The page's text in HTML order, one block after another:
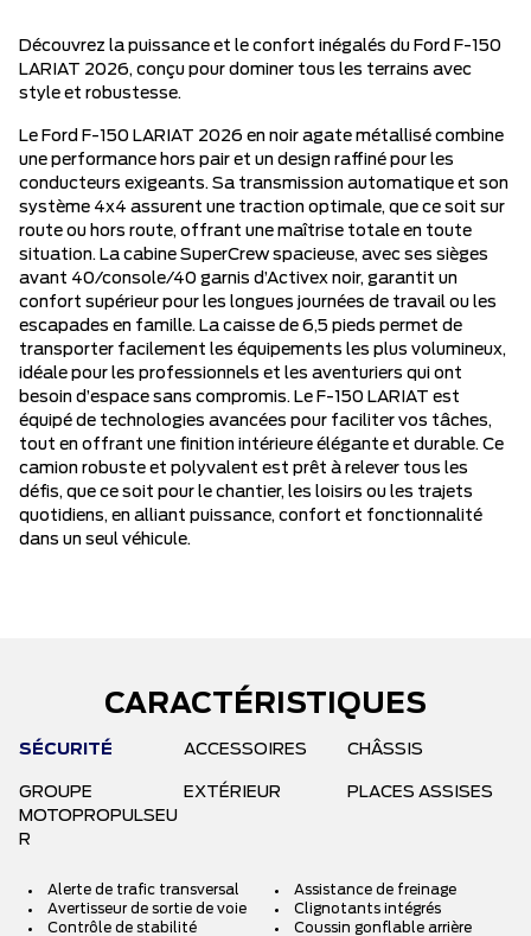
Découvrez la puissance et le confort inégalés du Ford F-150
LARIAT 2026, conçu pour dominer tous les terrains avec
style et robustesse.
Le Ford F-150 LARIAT 2026 en noir agate métallisé combine
une performance hors pair et un design raffiné pour les
conducteurs exigeants. Sa transmission automatique et son
système 4x4 assurent une traction optimale, que ce soit sur
route ou hors route, offrant une maîtrise totale en toute
situation. La cabine SuperCrew spacieuse, avec ses sièges
avant 40/console/40 garnis d’Activex noir, garantit un
confort supérieur pour les longues journées de travail ou les
escapades en famille. La caisse de 6,5 pieds permet de
transporter facilement les équipements les plus volumineux,
idéale pour les professionnels et les aventuriers qui ont
besoin d’espace sans compromis. Le F-150 LARIAT est
équipé de technologies avancées pour faciliter vos tâches,
tout en offrant une finition intérieure élégante et durable. Ce
camion robuste et polyvalent est prêt à relever tous les
défis, que ce soit pour le chantier, les loisirs ou les trajets
quotidiens, en alliant puissance, confort et fonctionnalité
dans un seul véhicule.
CARACTÉRISTIQUES
SÉCURITÉ ACCESSOIRES CHÂSSIS
GROUPE
MOTOPROPULSEU
R
EXTÉRIEUR PLACES ASSISES
Alerte de trafic transversal
Assistance de freinage
Avertisseur de sortie de voie
Clignotants intégrés
Contrôle de stabilité
Coussin gonflable arrière